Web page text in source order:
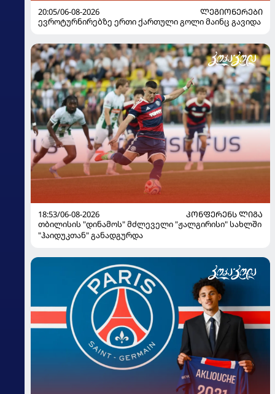
20:05/06-08-2026
ᲚᲔᲒᲘᲝᲜᲔᲠᲔᲑᲘ
ევროტურნირებზე ერთი ქართული გოლი მაინც გავიდა
18:53/06-08-2026
ᲙᲝᲜᲤᲔᲠᲔᲜᲡ ᲚᲘᲒᲐ
თბილისის "დინამოს" მძლეველი "ჟალგირისი" სახლში
"ჰაიდუკთან" განადგურდა